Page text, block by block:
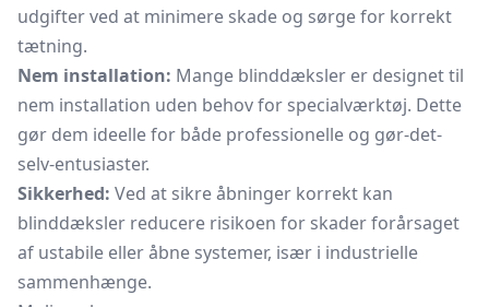
udgifter ved at minimere skade og sørge for korrekt
tætning.
Nem installation: Mange blinddæksler er designet til
nem installation uden behov for specialværktøj. Dette
gør dem ideelle for både professionelle og gør-det-
selv-entusiaster.
Sikkerhed: Ved at sikre åbninger korrekt kan
blinddæksler reducere risikoen for skader forårsaget
af ustabile eller åbne systemer, især i industrielle
sammenhænge.